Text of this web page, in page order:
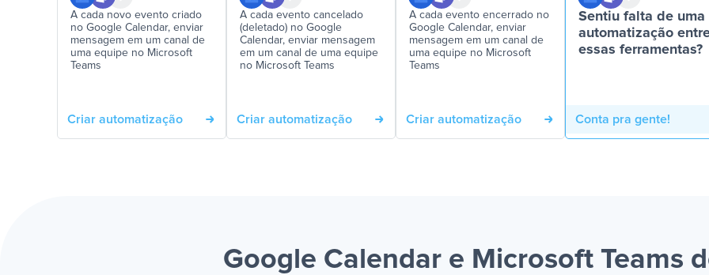
A cada novo evento criado
no Google Calendar, enviar
mensagem em um canal de
uma equipe no Microsoft
Teams
Criar automatização
A cada evento cancelado
(deletado) no Google
Calendar, enviar mensagem
em um canal de uma equipe
no Microsoft Teams
Criar automatização
A cada evento encerrado no
Google Calendar, enviar
mensagem em um canal de
uma equipe no Microsoft
Teams
Criar automatização
Sentiu falta de uma
automatização
essas ferramentas?
Conta pra gente!
Google Calendar e Microsoft Teams